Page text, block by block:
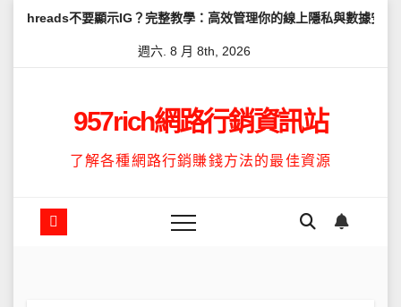
IG？完整教學：高效管理你的線上隱私與數據安全 怎麼讓
週六. 8 月 8th, 2026
957rich網路行銷資訊站
了解各種網路行銷賺錢方法的最佳資源